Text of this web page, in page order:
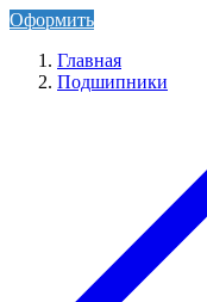
Оформить
Главная
Подшипники